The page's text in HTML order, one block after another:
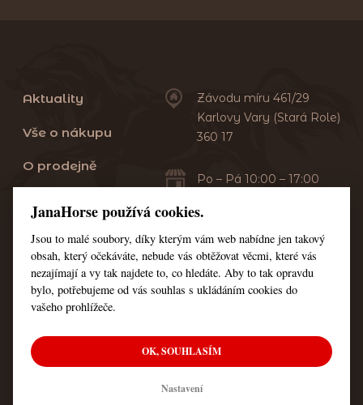
Aktuality
Vše o nákupu
O prodejně
Servis
Kontakt
Nastavení cookies
Závodu míru 461/29
Karlovy Vary (Stará Role)
360 17
Po – Pá 10:00 – 17:00
+420 353 549 410
+420 608 444 378
© Všechna práva vyhrazena JanaHorse
JanaHorse používá cookies.
Jsou to malé soubory, díky kterým vám web nabídne jen takový
obsah, který očekáváte, nebude vás obtěžovat věcmi, které vás
nezajímají a vy tak najdete to, co hledáte. Aby to tak opravdu
bylo, potřebujeme od vás souhlas s ukládáním cookies do
vašeho prohlížeče.
OK, SOUHLASÍM
Nastavení